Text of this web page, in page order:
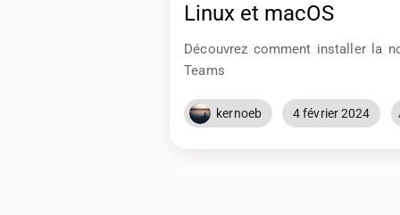
Linux et macOS
Découvrez comment installer la
Teams
kernoeb 4 février 2024